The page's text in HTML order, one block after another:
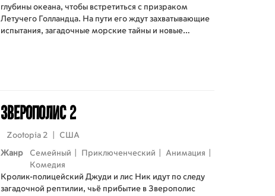
глубины океана, чтобы встретиться с призраком
Летучего Голландца. На пути его ждут захватывающие
испытания, загадочные морские тайны и новые
Зверополис 2
Zootopia 2 США
Жанр Семейный Приключенческий Анимация
Комедия
Кролик-полицейский Джуди и лис Ник идут по следу
загадочной рептилии, чьё прибытие в Зверополис